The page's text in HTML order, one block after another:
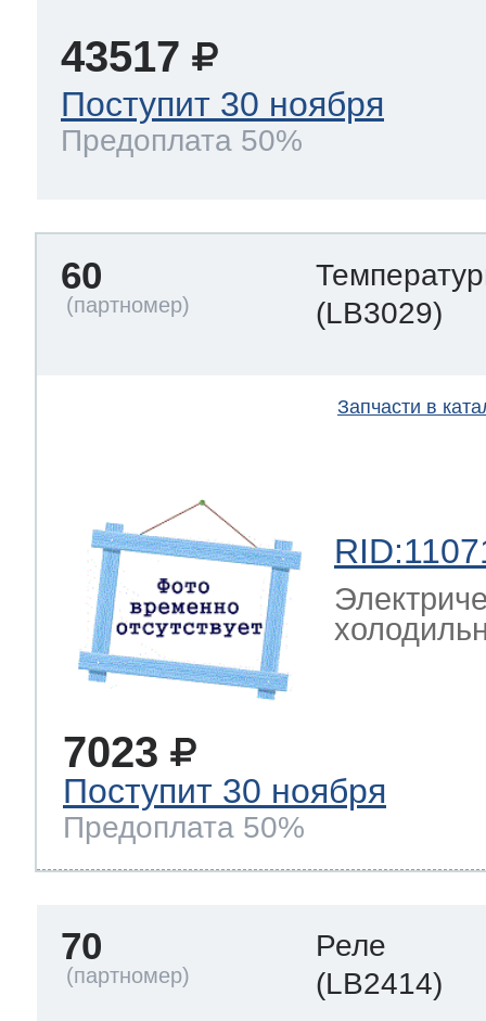
43517
Поступит 30 ноября
Предоплата 50%
60
(LB3029)
Запчасти в
7023
Поступит 30 ноября
Предоплата 50%
70
Реле
(LB2414)